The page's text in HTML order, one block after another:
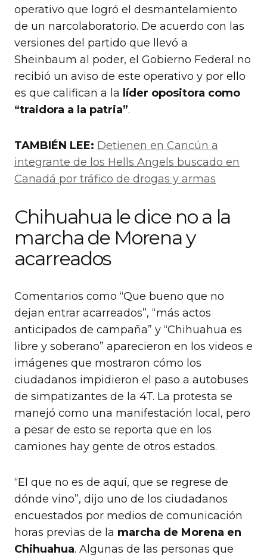
operativo que logró el desmantelamiento
de un narcolaboratorio. De acuerdo con las
versiones del partido que llevó a
Sheinbaum al poder, el Gobierno Federal no
recibió un aviso de este operativo y por ello
es que califican a la líder opositora como
“traidora a la patria”.
TAMBIÉN LEE: Detienen en Cancún a
integrante de los Hells Angels buscado en
Canadá por tráfico de drogas y armas
Chihuahua le dice no a la
marcha de Morena y
acarreados
Comentarios como “Que bueno que no
dejan entrar acarreados”, “más actos
anticipados de campaña” y “Chihuahua es
libre y soberano” aparecieron en los videos e
imágenes que mostraron cómo los
ciudadanos impidieron el paso a autobuses
de simpatizantes de la 4T. La protesta se
manejó como una manifestación local, pero
a pesar de esto se reporta que en los
camiones hay gente de otros estados.
“El que no es de aquí, que se regrese de
dónde vino”, dijo uno de los ciudadanos
encuestados por medios de comunicación
horas previas de la marcha de Morena en
Chihuahua. Algunas de las personas que